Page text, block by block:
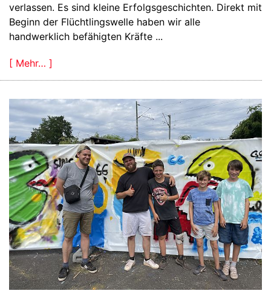
verlassen. Es sind kleine Erfolgsgeschichten. Direkt mit
Beginn der Flüchtlingswelle haben wir alle
handwerklich befähigten Kräfte ...
[ Mehr… ]